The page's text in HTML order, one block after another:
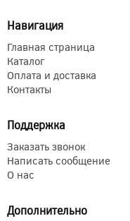
Навигация
Главная страница
Каталог
Оплата и доставка
Контакты
Поддержка
Заказать звонок
Написать сообщение
О нас
Дополнительно